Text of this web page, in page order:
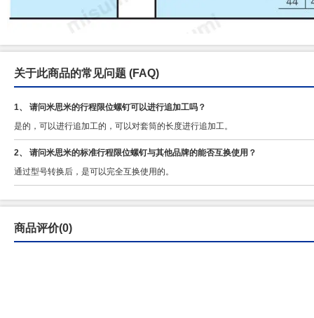
关于此商品的常见问题 (FAQ)
1、 请问米思米的行程限位螺钉可以进行追加工吗？
是的，可以进行追加工的，可以对套筒的长度进行追加工。
2、 请问米思米的标准行程限位螺钉与其他品牌的能否互换使用？
通过型号转换后，是可以完全互换使用的。
商品评价(0)